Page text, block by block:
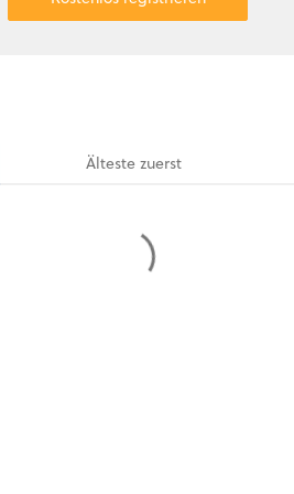
Ältestezuerst